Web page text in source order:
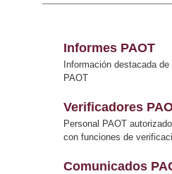
Informes PAOT
Información destacada
PAOT
Verificadores
Personal PAOT autorizado
con funciones de
Comunicados